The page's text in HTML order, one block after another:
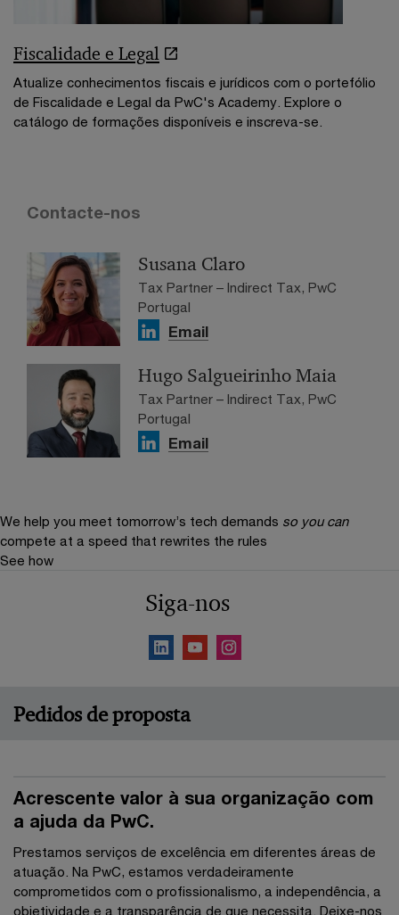
Fiscalidade e Legal
Atualize conhecimentos fiscais e jurídicos com o portefólio
de Fiscalidade e Legal da PwC's Academy. Explore o
catálogo de formações disponíveis e inscreva-se.
Contacte-nos
Susana Claro
Tax Partner – Indirect Tax, PwC
Portugal
Email
Hugo Salgueirinho Maia
Tax Partner – Indirect Tax, PwC
Portugal
Email
We help you meet tomorrow’s tech demands so you can
compete at a speed that rewrites the rules
See how
Siga-nos
Pedidos de proposta
Acrescente valor à sua organização com
a ajuda da PwC.
Prestamos serviços de excelência em diferentes áreas de
atuação. Na PwC, estamos verdadeiramente
comprometidos com o profissionalismo, a independência, a
objetividade e a transparência de que necessita. Deixe-nos